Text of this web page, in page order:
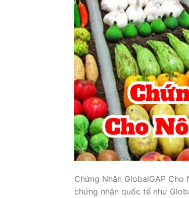
Chứng Nhận GlobalGAP
chứng nhận quốc tế như